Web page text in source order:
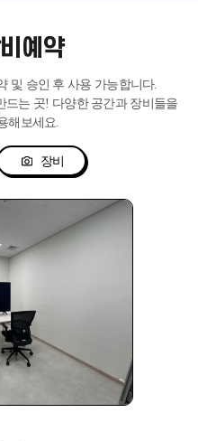
예약
및 승인 후 사용 가능합니다.
드는 곳! 다양한 공간과 장비들을
해보세요.
장비